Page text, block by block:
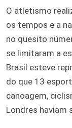
O atletismo
os tempos e a
no quesito
se limitaram a
Brasil esteve
do que 13
canoagem,
Londres haviam